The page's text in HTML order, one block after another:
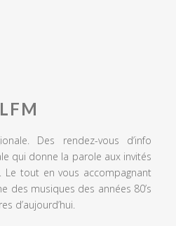
LFM
Des rendez-vous d’info
qui donne la parole aux invités
Le tout en vous accompagnant
des musiques des années 80’s
d’aujourd’hui.